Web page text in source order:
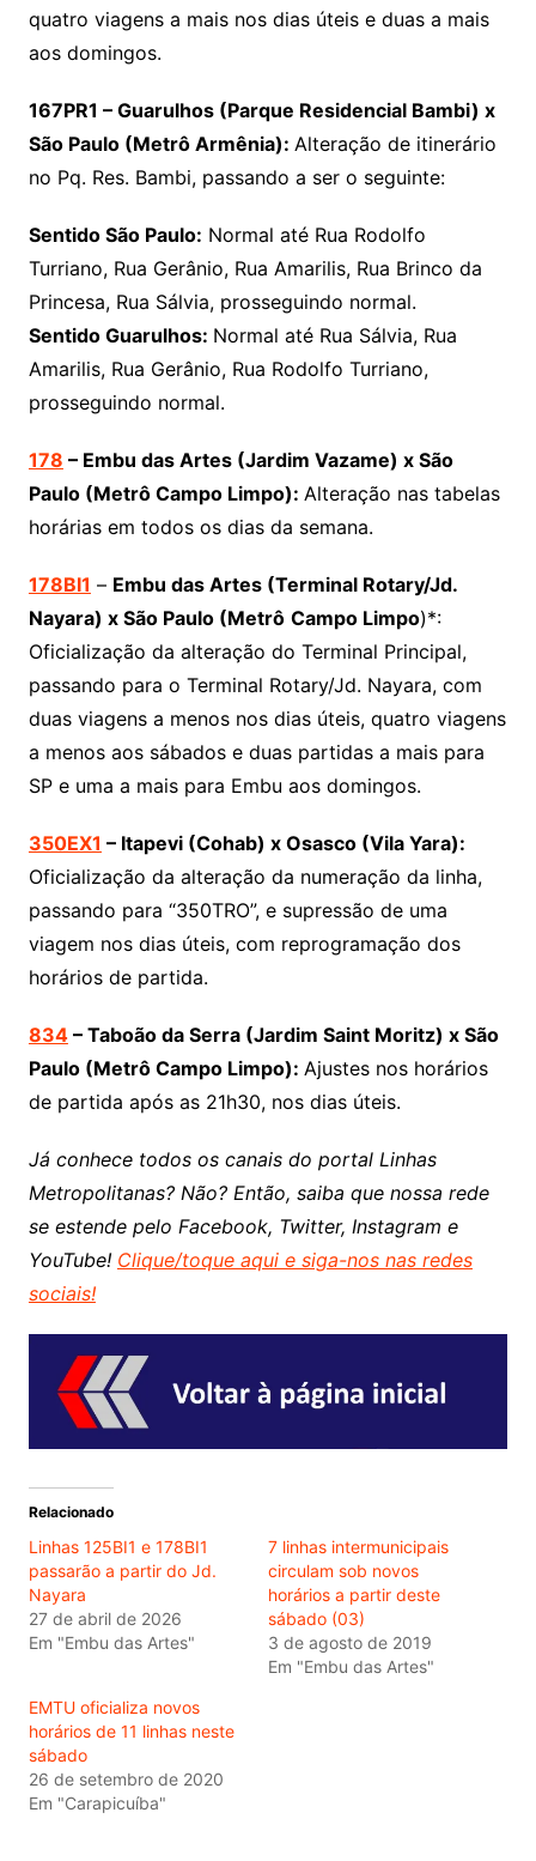
quatro viagens a mais nos dias úteis e duas a mais
aos domingos.
167PR1 – Guarulhos (Parque Residencial Bambi) x
São Paulo (Metrô Armênia): Alteração de itinerário
no Pq. Res. Bambi, passando a ser o seguinte:
Sentido São Paulo: Normal até Rua Rodolfo
Turriano, Rua Gerânio, Rua Amarilis, Rua Brinco da
Princesa, Rua Sálvia, prosseguindo normal.
Sentido Guarulhos: Normal até Rua Sálvia, Rua
Amarilis, Rua Gerânio, Rua Rodolfo Turriano,
prosseguindo normal.
178 – Embu das Artes (Jardim Vazame) x São
Paulo (Metrô Campo Limpo): Alteração nas tabelas
horárias em todos os dias da semana.
178BI1 – Embu das Artes (Terminal Rotary/Jd.
Nayara) x São Paulo (Metrô Campo Limpo)*:
Oficialização da alteração do Terminal Principal,
passando para o Terminal Rotary/Jd. Nayara, com
duas viagens a menos nos dias úteis, quatro viagens
a menos aos sábados e duas partidas a mais para
SP e uma a mais para Embu aos domingos.
350EX1 – Itapevi (Cohab) x Osasco (Vila Yara):
Oficialização da alteração da numeração da linha,
passando para “350TRO”, e supressão de uma
viagem nos dias úteis, com reprogramação dos
horários de partida.
834– Taboão da Serra (Jardim Saint Moritz) x São
Paulo (Metrô Campo Limpo): Ajustes nos horários
de partida após as 21h30, nos dias úteis.
Já conhece todos os canais do portal Linhas
Metropolitanas? Não? Então, saiba que nossa rede
se estende pelo Facebook, Twitter, Instagram e
YouTube! Clique/toque aqui e siga-nos nas redes
sociais!
Relacionado
Linhas 125BI1 e 178BI1
passarão a partir do Jd.
Nayara
27 de abril de 2026
Em "Embu das Artes"
7 linhas intermunicipais
circulam sob novos
horários a partir deste
sábado (03)
3 de agosto de 2019
Em "Embu das Artes"
EMTU oficializa novos
horários de 11 linhas neste
sábado
26 de setembro de 2020
Em "Carapicuíba"